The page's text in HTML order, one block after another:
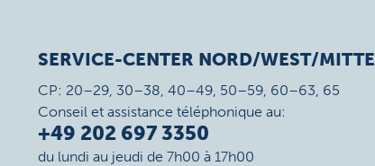
SERVICE-CENTER NORD/WEST/MITTE
CP: 20–29, 30–38, 40–49, 50–59, 60–63, 65
Conseil et assistance téléphonique au:
+49 202 697 3350
du lundi au jeudi de 7h00 à 17h00